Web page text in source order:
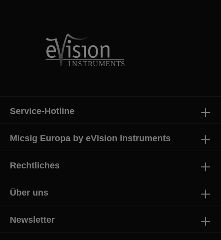
Newsletter
Service-Hotline
Micsig Europa by eVision Instruments
Rechtliches
Über uns